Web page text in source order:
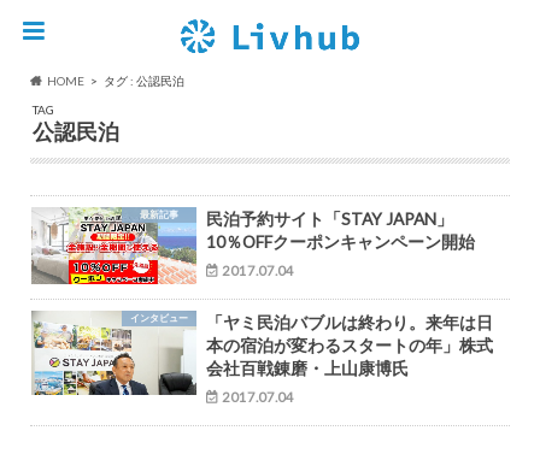
HOME
タグ : 公認民泊
TAG
公認民泊
最新記事
民泊予約サイト「STAY JAPAN」
10％OFFクーポンキャンペーン開始
2017.07.04
インタビュー
「ヤミ民泊バブルは終わり。来年は日
本の宿泊が変わるスタートの年」株式
会社百戦錬磨・上山康博氏
2017.07.04